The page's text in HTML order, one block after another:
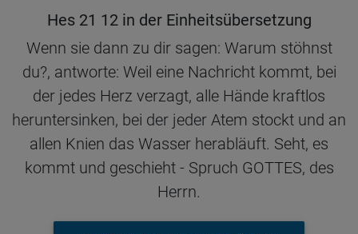
Hes 21 12 in der Einheitsübersetzung
Wenn sie dann zu dir sagen: Warum stöhnst
du?, antworte: Weil eine Nachricht kommt, bei
der jedes Herz verzagt, alle Hände kraftlos
heruntersinken, bei der jeder Atem stockt und an
allen Knien das Wasser herabläuft. Seht, es
kommt und geschieht - Spruch GOTTES, des
Herrn.